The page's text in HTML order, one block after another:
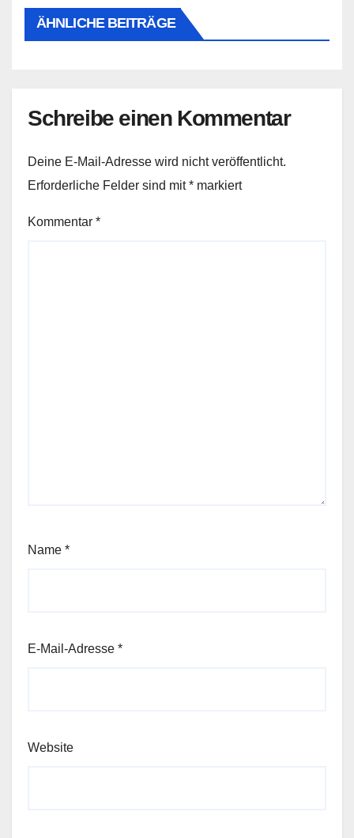
ÄHNLICHE BEITRÄGE
Schreibe einen Kommentar
Deine E-Mail-Adresse wird nicht veröffentlicht.
Erforderliche Felder sind mit* markiert
Kommentar *
Name *
E-Mail-Adresse *
Website